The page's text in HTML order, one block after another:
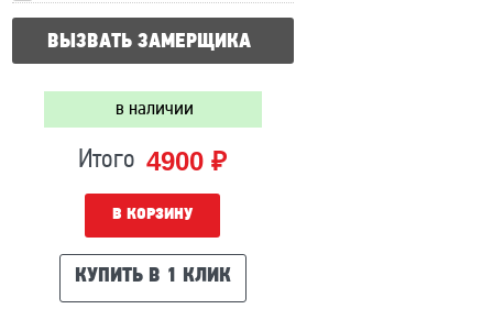
ВЫЗВАТЬ ЗАМЕРЩИКА
в наличии
Итого 4900 ₽
В КОРЗИНУ
КУПИТЬ В 1 КЛИК